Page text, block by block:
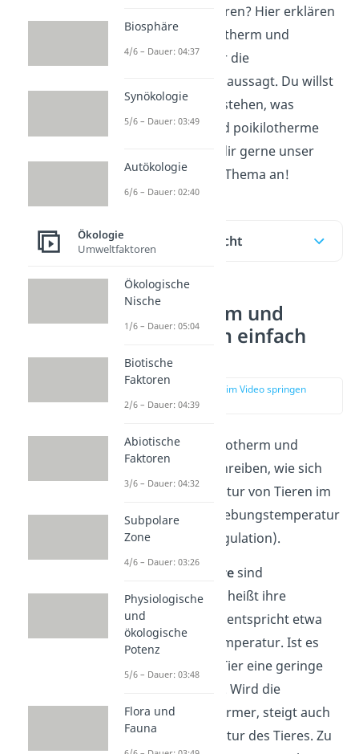
gleichwarm bei Tieren? Hier erklären
wir dir, was poikilotherm und
homoiotherm über die
Körpertemperatur aussagt. Du willst
noch schneller verstehen, was
homoiotherme und poikilotherme
Tiere sind? Schau dir gerne unser
Lernvideozu dem Thema an!
Inhaltsübersicht
Homoiotherm und
poikilotherm einfach
erklärt
zur Stelle im Video springen
(00:17)
Die Begriffe homoiotherm und
poikilotherm beschreiben, wie sich
die Körpertemperatur von Tieren im
Vergleich zur Umgebungstemperatur
verhält (Thermoregulation).
Poikilotherme Tieresind
wechselwarm. Das heißt ihre
Körpertemperatur entspricht etwa
der Umgebungstemperatur. Ist es
kalt, hat auch das Tier eine geringe
Körpertemperatur. Wird die
Lufttemperatur wärmer, steigt auch
die Körpertemperatur des Tieres. Zu
Biosphäre
4/6 – Dauer: 04:37
Synökologie
5/6 – Dauer: 03:49
Autökologie
6/6 – Dauer: 02:40
Ökologie
Umweltfaktoren
Ökologische
Nische
1/6 – Dauer: 05:04
Biotische
Faktoren
2/6 – Dauer: 04:39
Abiotische
Faktoren
3/6 – Dauer: 04:32
Subpolare
Zone
4/6 – Dauer: 03:26
Physiologische
und
ökologische
Potenz
5/6 – Dauer: 03:48
Flora und
Fauna